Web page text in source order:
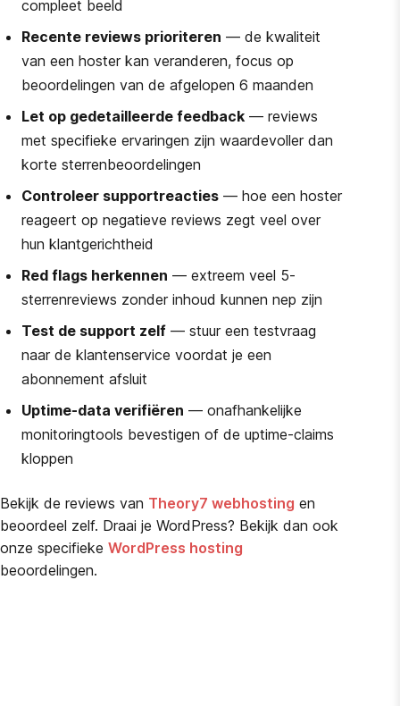
compleet beeld
Recente reviews prioriteren — de kwaliteit
van een hoster kan veranderen, focus op
beoordelingen van de afgelopen 6 maanden
Let op gedetailleerde feedback — reviews
met specifieke ervaringen zijn waardevoller dan
korte sterrenbeoordelingen
Controleer supportreacties — hoe een hoster
reageert op negatieve reviews zegt veel over
hun klantgerichtheid
Red flags herkennen — extreem veel 5-
sterrenreviews zonder inhoud kunnen nep zijn
Test de support zelf — stuur een testvraag
naar de klantenservice voordat je een
abonnement afsluit
Uptime-data verifiëren — onafhankelijke
monitoringtools bevestigen of de uptime-claims
kloppen
Bekijk de reviews van Theory7 webhosting en
beoordeel zelf. Draai je WordPress? Bekijk dan ook
onze specifieke WordPress hosting
beoordelingen.